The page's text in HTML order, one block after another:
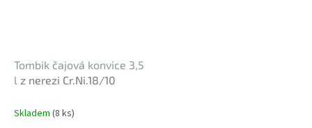
Tombik čajová konvice 3,5
l z nerezi Cr.Ni.18/10
Skladem (8 ks)